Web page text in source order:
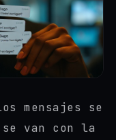
mensajes se
van con la